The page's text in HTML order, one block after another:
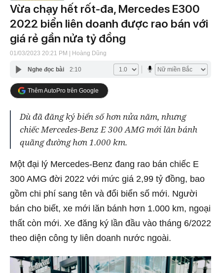
Vừa chạy hết rốt-đa, Mercedes E300
2022 biển liên doanh được rao bán với
giá rẻ gần nửa tỷ đồng
01/03/2023 20:21 PM | Hoàng Dũng
Nghe đọc bài 2:10
Thêm AutoPro trên Google
Dù đã đăng ký biển số hơn nửa năm, nhưng
chiếc Mercedes-Benz E 300 AMG mới lăn bánh
quãng đường hơn 1.000 km.
Một đại lý Mercedes-Benz đang rao bán chiếc E
300 AMG đời 2022 với mức giá 2,99 tỷ đồng, bao
gồm chi phí sang tên và đổi biển số mới. Người
bán cho biết, xe mới lăn bánh hơn 1.000 km, ngoại
thất còn mới. Xe đăng ký lần đầu vào tháng 6/2022
theo diện công ty liên doanh nước ngoài.